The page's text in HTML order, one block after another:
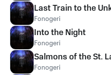
Last Train to the
Fonogeri
Into the Night
Fonogeri
Salmons of the St.
Fonogeri